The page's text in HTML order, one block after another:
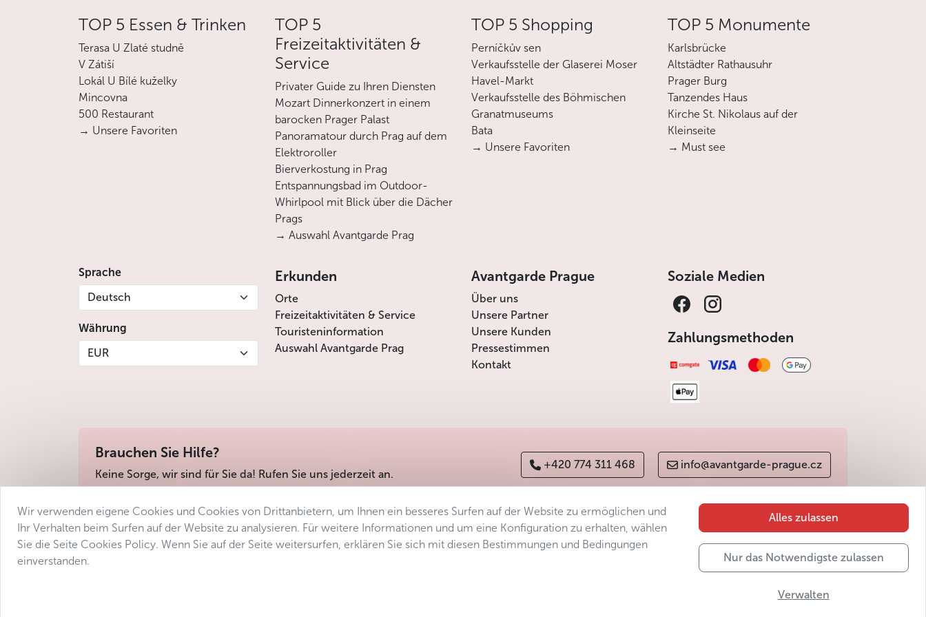
TOP 5 Essen & Trinken
Terasa U Zlaté studně
V Zátiší
Lokál U Bílé kuželky
Mincovna
500 Restaurant
→ Unsere Favoriten
TOP 5
Freizeitaktivitäten &
Service
Privater Guide zu Ihren Diensten
Mozart Dinnerkonzert in einem
barocken Prager Palast
Panoramatour durch Prag auf dem
Elektroroller
Bierverkostung in Prag
Entspannungsbad im Outdoor-
Whirlpool mit Blick über die Dächer
Prags
→ Auswahl Avantgarde Prag
TOP 5 Shopping
Perníčkův sen
Verkaufsstelle der Glaserei Moser
Havel-Markt
Verkaufsstelle des Böhmischen
Granatmuseums
Bata
→ Unsere Favoriten
TOP 5 Monumente
Karlsbrücke
Altstädter Rathausuhr
Prager Burg
Tanzendes Haus
Kirche St. Nikolaus auf der
Kleinseite
→ Must see
Sprache
Deutsch
Währung
EUR
Erkunden
Orte
Freizeitaktivitäten & Service
Touristeninformation
Auswahl Avantgarde Prag
Avantgarde Prague
Über uns
Unsere Partner
Unsere Kunden
Pressestimmen
Kontakt
Soziale Medien
Zahlungsmethoden
Brauchen Sie Hilfe?
Keine Sorge, wir sind für Sie da! Rufen Sie uns jederzeit an.
+420 774 311 468 info@avantgarde-prague.cz
Geschäftsbedingungen Datenschutz Barrierefreiheitserklärung Manage consent Sitemap
Wir verwenden eigene Cookies und Cookies von Drittanbietern, um Ihnen ein besseres Surfen auf der Website zu ermöglichen und
Ihr Verhalten beim Surfen auf der Website zu analysieren. Für weitere Informationen und um eine Konfiguration zu erhalten, wählen
Sie die Seite Cookies Policy. Wenn Sie auf der Seite weitersurfen, erklären Sie sich mit diesen Bestimmungen und Bedingungen
einverstanden.
Alles zulassen
Nur das Notwendigste zulassen
Verwalten